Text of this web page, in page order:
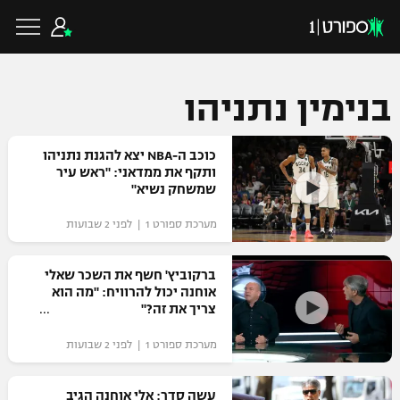
כדורגל ישראלי
ליגת העל
גביע הטוטו
ליגיונרים
גביע המדינה
כדורגל עולמי
ליגת האלופות
ליגה אירופית
ליגה אנגלית
כדורסל ישראלי
ליגת ווינר סל
ליגה לאומית
כדורסל עולמי
NBA
בנימין נתניהו
כוכב ה-NBA יצא להגנת נתניהו
ותקף את ממדאני: "ראש עיר
שמשחק נשיא"
מערכת ספורט 1 | לפני 2 שבועות
ברקוביץ' חשף את השכר שאלי
אוחנה יכול להרוויח: "מה הוא
צריך את זה?"
מערכת ספורט 1 | לפני 2 שבועות
עשה סדר: אלי אוחנה הגיב